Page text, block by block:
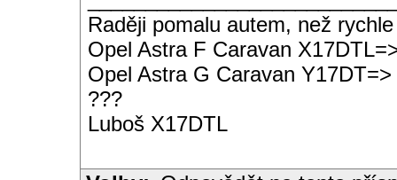
Raději pomalu autem, než
Opel Astra F Caravan
Opel Astra G Caravan Y17DT=>
???
Luboš X17DTL